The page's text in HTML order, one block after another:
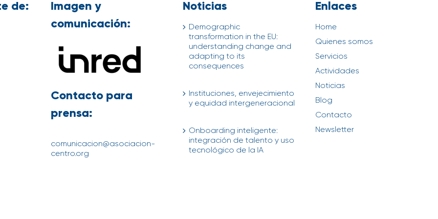
de:
Imagen y
comunicación:
Contacto para
prensa:
comunicacion@asociacion-
centro.org
Noticias
Demographic
transformation in the EU:
understanding change and
adapting to its
consequences
Instituciones, envejecimiento
y equidad intergeneracional
Onboarding inteligente:
integración de talento y uso
tecnológico de la IA
Enlaces
Home
Quienes somos
Servicios
Actividades
Noticias
Blog
Contacto
Newsletter